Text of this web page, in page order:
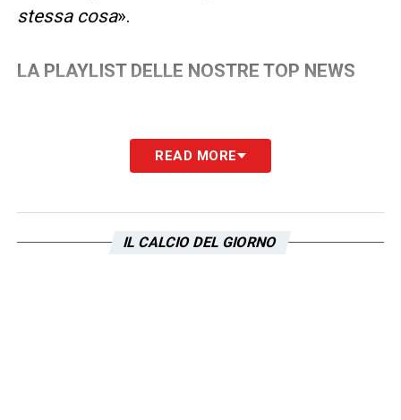
stessa cosa».
LA PLAYLIST DELLE NOSTRE TOP NEWS
READ MORE
IL CALCIO DEL GIORNO